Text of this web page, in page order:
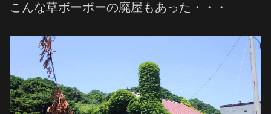
こんな草ボーボーの廃屋もあった・・・